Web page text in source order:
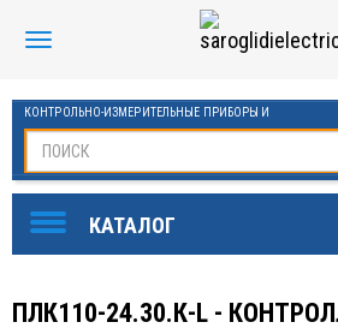
КОНТРОЛЬНО-ИЗМЕРИТЕЛЬНЫЕ ПРИБОРЫ И
ПЛК110-24.30.К-L -